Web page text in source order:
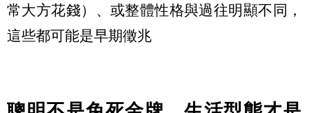
常大方花錢）、或整體性格與過往明顯不同，
這些都可能是早期徵兆